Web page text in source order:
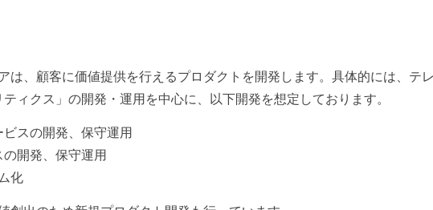
は、顧客に価値提供を行えるプロダクトを開発します。具体的には、テ
ィクス」の開発・運用を中心に、以下開発を想定しております。
スの開発、保守運用
開発、保守運用
化